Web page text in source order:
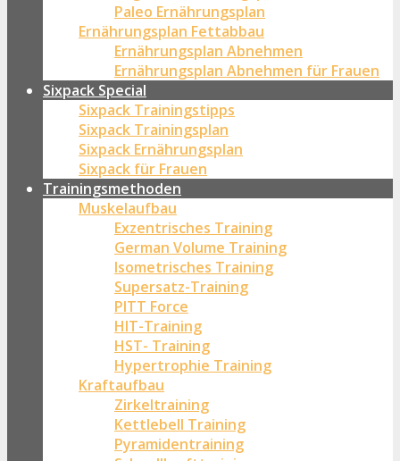
Paleo Ernährungsplan
Ernährungsplan Fettabbau
Ernährungsplan Abnehmen
Ernährungsplan Abnehmen für Frauen
Sixpack Special
Sixpack Trainingstipps
Sixpack Trainingsplan
Sixpack Ernährungsplan
Sixpack für Frauen
Trainingsmethoden
Muskelaufbau
Exzentrisches Training
German Volume Training
Isometrisches Training
Supersatz-Training
PITT Force
HIT-Training
HST- Training
Hypertrophie Training
Kraftaufbau
Zirkeltraining
Kettlebell Training
Pyramidentraining